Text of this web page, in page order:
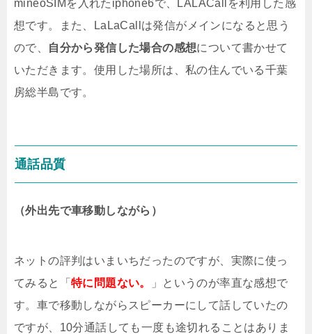
mineoSIMを入れたiphone6で、LALACallを利用した感
想です。また、LaLaCallは発信がメインになると思う
ので、
自分から発信した場合の感想について書かせて
いただきます。使用した場所は、私の住んでいる千葉
房総半島です。
通話品質
（外出先で車移動しながら）
ネットの評判はいまいちだったのですが、実際に使っ
てみると「 特に問題ない。
」というのが率直な感想で
す。車で移動しながらスピーカーにして話していたの
ですが、10分通話しても一度も途切れることはありま